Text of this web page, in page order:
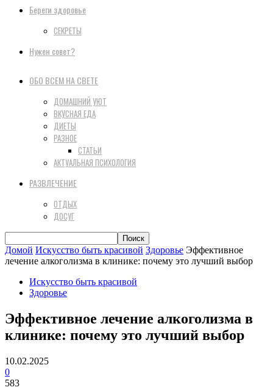
Береги здоровье
СЕКРЕТЫ
Нужен совет?
ОБО ВСЕМ НА СВЕТЕ
ДОМАШНИЙ УЮТ
ВКУСНАЯ ЕДА
ДИЕТЫ
РАЗНОЕ
СТАТЬИ
АКТУАЛЬНАЯ ПСИХОЛОГИЯ
РАЗВЛЕЧЕНИЕ
ОТДЫХ
ДОСУГ
Домой Искусство быть красивой Здоровье Эффективное
лечение алкоголизма в клинике: почему это лучший выбор
Искусство быть красивой
Здоровье
Эффективное лечение алкоголизма в
клинике: почему это лучший выбор
10.02.2025
0
583